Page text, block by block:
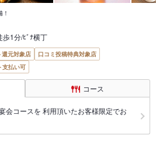
1分/ﾋﾞﾅ横丁
還元対象店
口コミ投稿特典対象店
支払い可
コース
会コースを 利用頂いたお客様限定でお